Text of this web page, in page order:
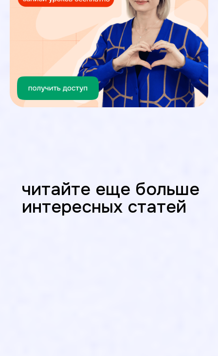
читайте еще больше
интересных статей